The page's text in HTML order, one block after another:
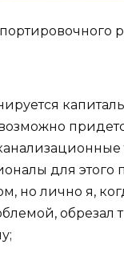
для этого
но лично я,
обрезал